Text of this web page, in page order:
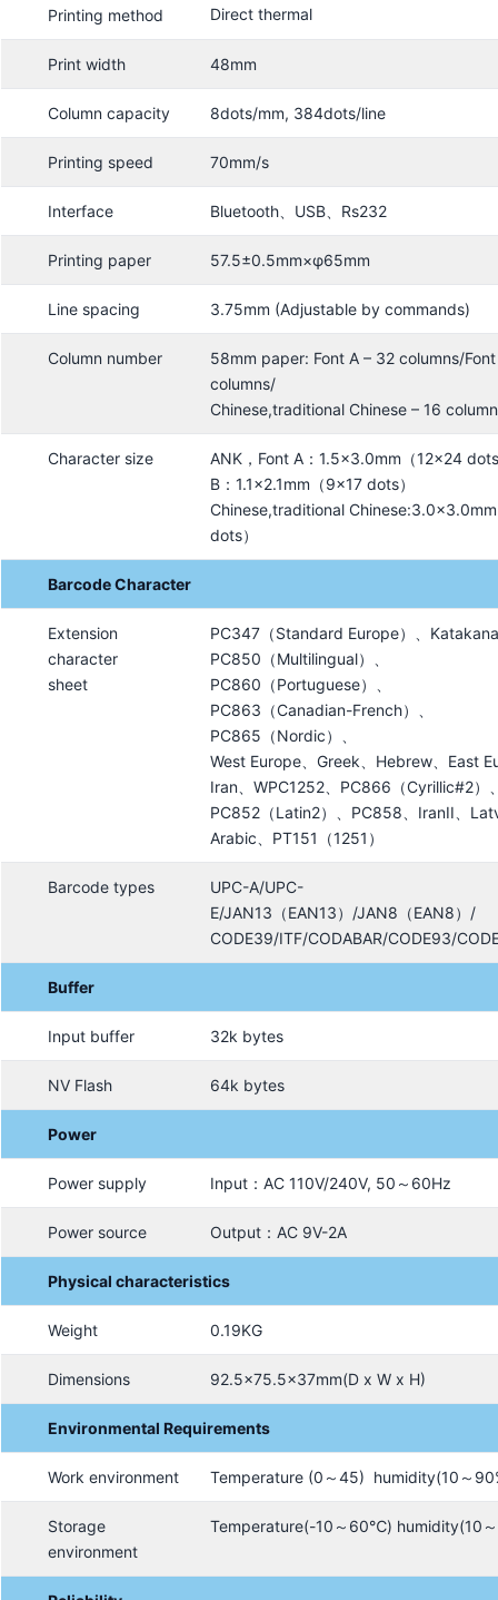
Printing method Direct thermal
Print width 48mm
Column capacity 8dots/mm, 384dots/line
Printing speed 70mm/s
Interface Bluetooth、USB、Rs232
Printing paper 57.5±0.5mm×φ65mm
Line spacing 3.75mm (Adjustable by commands)
Column number
58mm paper: Font A – 32 columns/
columns/
Chinese,traditional Chinese – 16
Character size
ANK，Font A：1.5×3.0mm（12×24
B：1.1×2.1mm（9×17 dots）
Chinese,traditional
dots）
Barcode Character
Extension
character
sheet
PC347（Standard Europe）、
PC850（Multilingual）、
PC860（Portuguese）、
PC863（Canadian-French）、
PC865（Nordic）、
West Europe、Greek、Hebrew、East
Iran、WPC1252、PC866（Cyrillic#2）
PC852（Latin2）、PC858、IranII、
Arabic、PT151（1251）
Barcode types
UPC-A/UPC-
E/JAN13（EAN13）/JAN8（EAN8）/
CODE39/ITF/CODABAR/CODE93/
Buffer
Input buffer 32k bytes
NV Flash 64k bytes
Power
Power supply Input：AC 110V/240V, 50～60Hz
Power source Output：AC 9V-2A
Physical characteristics
Weight 0.19KG
Dimensions 92.5×75.5x37mm(D x W x H)
Environmental Requirements
Work environment Temperature (0～45) humidity(10～
Storage
environment
Temperature(-10～60℃) humidity(10